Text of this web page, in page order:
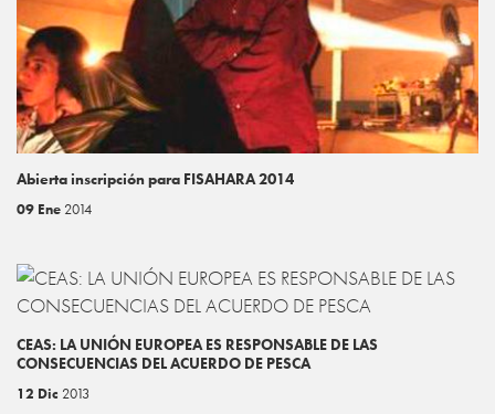
Abierta inscripción para FISAHARA 2014
09 Ene 2014
CEAS: LA UNIÓN EUROPEA ES RESPONSABLE DE LAS
CONSECUENCIAS DEL ACUERDO DE PESCA
12 Dic 2013